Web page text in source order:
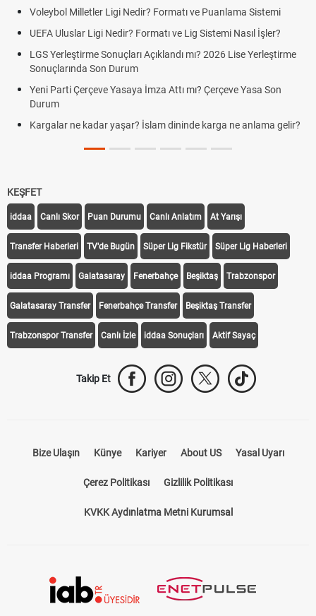
Voleybol Milletler Ligi Nedir? Formatı ve Puanlama Sistemi
UEFA Uluslar Ligi Nedir? Formatı ve Lig Sistemi Nasıl İşler?
LGS Yerleştirme Sonuçları Açıklandı mı? 2026 Lise Yerleştirme
Sonuçlarında Son Durum
Yeni Parti Çerçeve Yasaya İmza Attı mı? Çerçeve Yasa Son
Durum
Kargalar ne kadar yaşar? İslam dininde karga ne anlama gelir?
KEŞFET
iddaa Canlı Skor Puan Durumu Canlı Anlatım At Yarışı
Transfer Haberleri TV'de Bugün Süper Lig Fikstür Süper Lig Haberleri
iddaa Programı Galatasaray Fenerbahçe Beşiktaş Trabzonspor
Galatasaray Transfer Fenerbahçe Transfer Beşiktaş Transfer
Trabzonspor Transfer Canlı İzle iddaa Sonuçları Aktif Sayaç
Takip Et
Bize Ulaşın Künye Kariyer About US Yasal Uyarı
Çerez Politikası Gizlilik Politikası
KVKK Aydınlatma Metni Kurumsal